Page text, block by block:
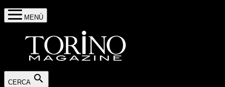
MENÙ
CERCA search